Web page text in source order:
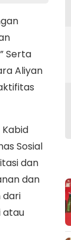
Serta
Aliyan
Kabid
Sosial
dan
dan
dari
atau